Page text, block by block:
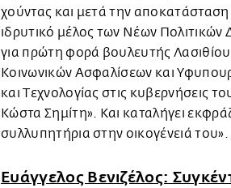
χούντας και μετά την
ιδρυτικό μέλος των Νέων
για πρώτη φορά βουλευτής
Κοινωνικών Ασφαλίσεων και
και Τεχνολογίας στις κυβερνήσεις
Κώστα Σημίτη». Και καταλήγει
συλλυπητήρια στην οικογένειά του».
Ευάγγελος Βενιζέλος: